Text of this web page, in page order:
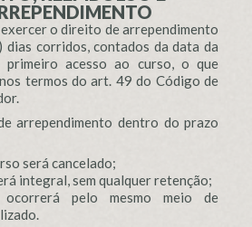
o direito de arrependimento
dias corridos, contados da data da
acesso ao curso, o que
termos do art. 49 do Código de
arrependimento dentro do prazo
será cancelado;
integral, sem qualquer retenção;
pelo mesmo meio de